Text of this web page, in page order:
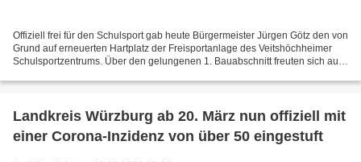
Offiziell frei für den Schulsport gab heute Bürgermeister Jürgen Götz den von
Grund auf erneuerten Hartplatz der Freisportanlage des Veitshöchheimer
Schulsportzentrums. Über den gelungenen 1. Bauabschnitt freuten sich auf
Landkreis Würzburg ab 20. März nun offiziell mit
einer Corona-Inzidenz von über 50 eingestuft